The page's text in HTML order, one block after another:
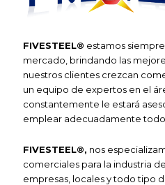
FIVESTEEL® estamos
mercado, brindando las
nuestros clientes crezcan
un equipo de expertos en el
constantemente le estará
emplear adecuadamente todo
FIVESTEEL®, nos
comerciales para la industria
empresas, locales y todo tipo